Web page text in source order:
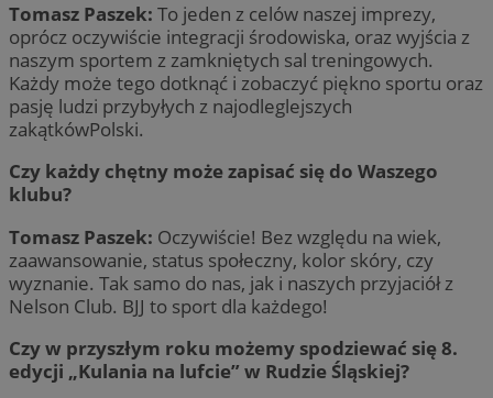
Tomasz Paszek: To jeden z celów naszej imprezy,
oprócz oczywiście integracji środowiska, oraz wyjścia z
naszym sportem z zamkniętych sal treningowych.
Każdy może tego dotknąć i zobaczyć piękno sportu oraz
pasję ludzi przybyłych z najodleglejszych
zakątkówPolski.
Czy każdy chętny może zapisać się do Waszego
klubu?
Tomasz Paszek: Oczywiście! Bez względu na wiek,
zaawansowanie, status społeczny, kolor skóry, czy
wyznanie. Tak samo do nas, jak i naszych przyjaciół z
Nelson Club. BJJ to sport dla każdego!
Czy w przyszłym roku możemy spodziewać się 8.
edycji „Kulania na lufcie” w Rudzie Śląskiej?